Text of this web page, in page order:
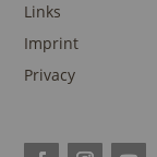
Links
Imprint
Privacy